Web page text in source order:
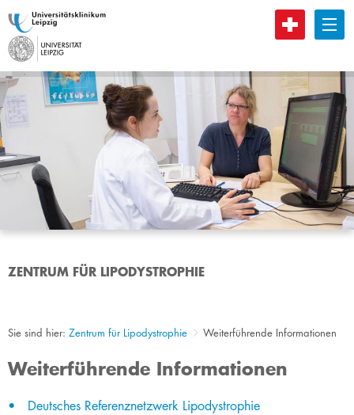
B
ZENTRUM FÜR LIPODYSTROPHIE
Sie sind hier: Zentrum für Lipodystrophie Weiterführende Informationen
Weiterführende Informationen
Deutsches Referenznetzwerk Lipodystrophie​